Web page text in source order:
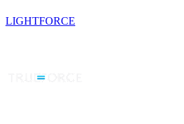
LIGHTFORCE